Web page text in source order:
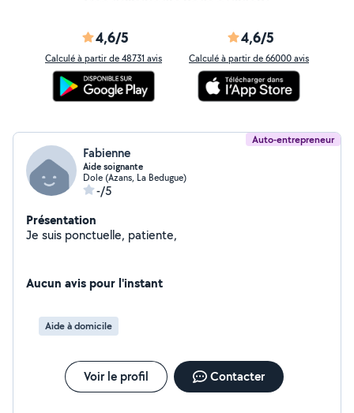
4,6/5
Calculé à partir de 48731 avis
4,6/5
Calculé à partir de 66000 avis
Auto-entrepreneur
Fabienne
Aide soignante
Dole (Azans, La Bedugue)
-/5
Présentation
Je suis ponctuelle, patiente,
Aucun avis pour l'instant
Aide à domicile
Voir le profil Contacter